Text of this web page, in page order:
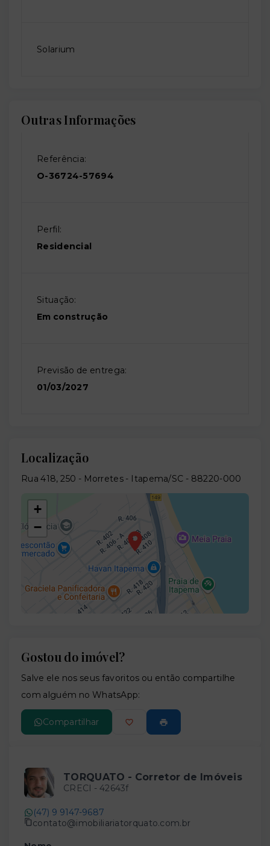
Solarium
Outras Informações
Referência:
O-36724-57694
Perfil:
Residencial
Situação:
Em construção
Previsão de entrega:
01/03/2027
Localização
Rua 418, 250 - Morretes - Itapema/SC - 88220-000
+
−
Gostou do imóvel?
Salve ele nos seus favoritos ou então compartilhe
com alguém no WhatsApp:
Compartilhar
TORQUATO - Corretor de Imóveis
CRECI - 42643f
(47) 9 9147-9687
contato@imobiliariatorquato.com.br